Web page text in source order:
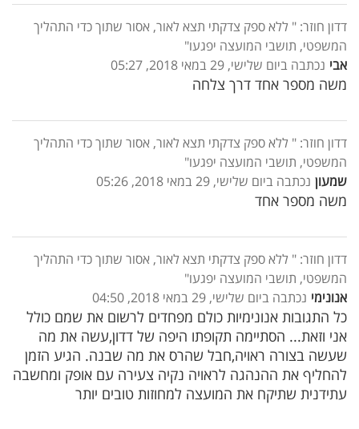
דדון חוזר: " ללא ספק צדקתי תצא לאור, אסור שתוך כדי התהליך
המשפטי, תושבי המועצה יפגעו"
אבי נכתבה ביום שלישי, 29 במאי 2018, 05:27
משה מספר אחד דרך צלחה
דדון חוזר: " ללא ספק צדקתי תצא לאור, אסור שתוך כדי התהליך
המשפטי, תושבי המועצה יפגעו"
שמעון נכתבה ביום שלישי, 29 במאי 2018, 05:26
משה מספר אחד
דדון חוזר: " ללא ספק צדקתי תצא לאור, אסור שתוך כדי התהליך
המשפטי, תושבי המועצה יפגעו"
אנונימי נכתבה ביום שלישי, 29 במאי 2018, 04:50
כל התגובות אנונימיות כולם מפחדים לרשום את שמם כולל
אני וזאת... הסתיימה תקופתו היפה של דדון,עשה את מה
שעשה בצורה ראויה,חבל שהרס את מה שבנה. הגיע הזמן
להחליף את ההנהגה לראויה נקיה צעירה עם אופק ומחשבה
עתידנית שתיקח את המועצה למחוזות טובים יותר